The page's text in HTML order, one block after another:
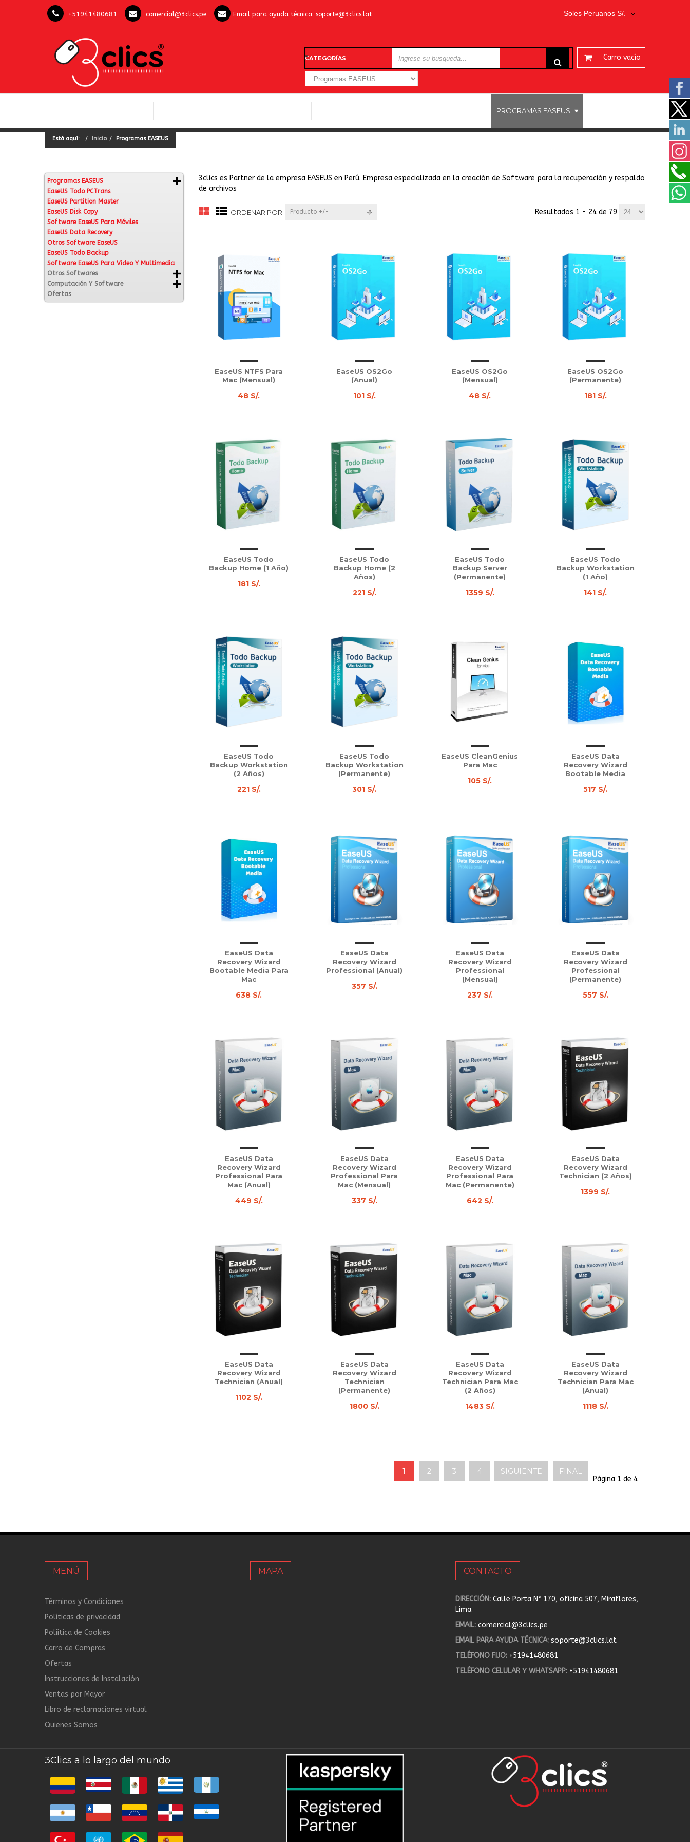
+51941480681 comercial@3clics.pe Email para ayuda técnica: soporte@3clics.lat Soles Peruanos S/.
Carro vacío
CATEGORÍAS
PROGRAMAS EASEUS
Está aquí: Inicio Programas EASEUS
Programas EASEUS
EaseUS Todo PCTrans
EaseUS Partition Master
EaseUS Disk Copy
Software EaseUS Para Móviles
EaseUS Data Recovery
Otros Software EaseUS
EaseUS Todo Backup
Software EaseUS Para Video Y Multimedia
Otros Softwares
Computación Y Software
Ofertas
3clics es Partner de la empresa EASEUS en Perú. Empresa especializada en la creación de Software para la recuperación y respaldo
de archivos
ORDENAR POR Producto +/- Resultados 1 - 24 de 79
EaseUS NTFS Para
Mac (Mensual)
48 S/.
EaseUS OS2Go
(Anual)
101 S/.
EaseUS OS2Go
(Mensual)
48 S/.
EaseUS OS2Go
(Permanente)
181 S/.
EaseUS Todo
Backup Home (1 Año)
181 S/.
EaseUS Todo
Backup Home (2
Años)
221 S/.
EaseUS Todo
Backup Server
(Permanente)
1359 S/.
EaseUS Todo
Backup Workstation
(1 Año)
141 S/.
EaseUS Todo
Backup Workstation
(2 Años)
221 S/.
EaseUS Todo
Backup Workstation
(Permanente)
301 S/.
EaseUS CleanGenius
Para Mac
105 S/.
EaseUS Data
Recovery Wizard
Bootable Media
517 S/.
EaseUS Data
Recovery Wizard
Bootable Media Para
Mac
638 S/.
EaseUS Data
Recovery Wizard
Professional (Anual)
357 S/.
EaseUS Data
Recovery Wizard
Professional
(Mensual)
237 S/.
EaseUS Data
Recovery Wizard
Professional
(Permanente)
557 S/.
EaseUS Data
Recovery Wizard
Professional Para
Mac (Anual)
449 S/.
EaseUS Data
Recovery Wizard
Professional Para
Mac (Mensual)
337 S/.
EaseUS Data
Recovery Wizard
Professional Para
Mac (Permanente)
642 S/.
EaseUS Data
Recovery Wizard
Technician (2 Años)
1399 S/.
EaseUS Data
Recovery Wizard
Technician (Anual)
1102 S/.
EaseUS Data
Recovery Wizard
Technician
(Permanente)
1800 S/.
EaseUS Data
Recovery Wizard
Technician Para Mac
(2 Años)
1483 S/.
EaseUS Data
Recovery Wizard
Technician Para Mac
(Anual)
1118 S/.
1 2 3 4 SIGUIENTE FINAL
Página 1 de 4
MENÚ
Términos y Condiciones
Políticas de privacidad
Poliítica de Cookies
Carro de Compras
Ofertas
Instrucciones de Instalación
Ventas por Mayor
Libro de reclamaciones virtual
Quienes Somos
MAPA CONTACTO
DIRECCIÓN: Calle Porta N* 170, oficina 507, Miraflores,
Lima.
EMAIL: comercial@3clics.pe
EMAIL PARA AYUDA TÉCNICA: soporte@3clics.lat
TELÉFONO FIJO: +51941480681
TELÉFONO CELULAR Y WHATSAPP: +51941480681
3Clics a lo largo del mundo